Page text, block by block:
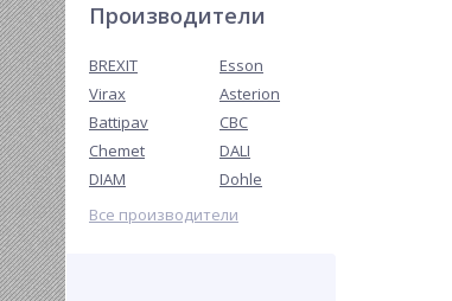
Производители
BREXIT
Esson
Virax
Asterion
Battipav
CBC
Chemet
DALI
DIAM
Dohle
Все производители